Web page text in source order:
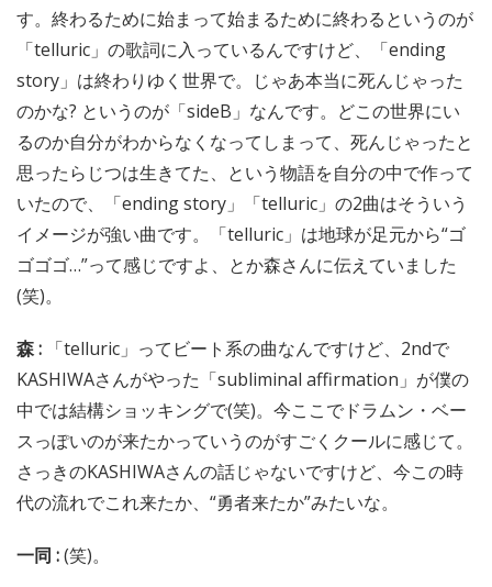
す。終わるために始まって始まるために終わるというのが
「telluric」の歌詞に入っているんですけど、「ending
story」は終わりゆく世界で。じゃあ本当に死んじゃった
のかな? というのが「sideB」なんです。どこの世界にい
るのか自分がわからなくなってしまって、死んじゃったと
思ったらじつは生きてた、という物語を自分の中で作って
いたので、「ending story」「telluric」の2曲はそういう
イメージが強い曲です。「telluric」は地球が足元から“ゴ
ゴゴゴ…”って感じですよ、とか森さんに伝えていました
(笑)。
森 : 「telluric」ってビート系の曲なんですけど、2ndで
KASHIWAさんがやった「subliminal affirmation」が僕の
中では結構ショッキングで(笑)。今ここでドラムン・ベー
スっぽいのが来たかっていうのがすごくクールに感じて。
さっきのKASHIWAさんの話じゃないですけど、今この時
代の流れでこれ来たか、“勇者来たか”みたいな。
一同 :(笑)。